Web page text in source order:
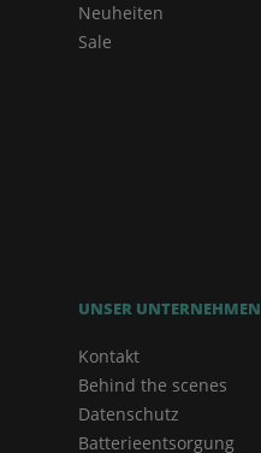
Neuheiten
Sale
UNSER UNTERNEHMEN
Kontakt
Behind the scenes
Datenschutz
Batterieentsorgung